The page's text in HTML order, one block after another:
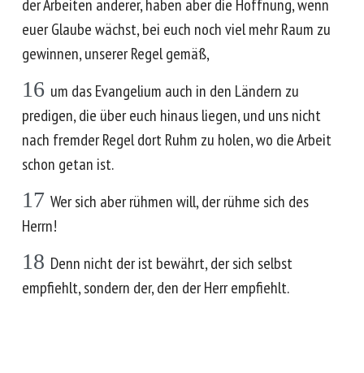
der Arbeiten anderer, haben aber die Hoffnung, wenn
euer Glaube wächst, bei euch noch viel mehr Raum zu
gewinnen, unserer Regel gemäß,
16 um das Evangelium auch in den Ländern zu
predigen, die über euch hinaus liegen, und uns nicht
nach fremder Regel dort Ruhm zu holen, wo die Arbeit
schon getan ist.
17 Wer sich aber rühmen will, der rühme sich des
Herrn!
18 Denn nicht der ist bewährt, der sich selbst
empfiehlt, sondern der, den der Herr empfiehlt.